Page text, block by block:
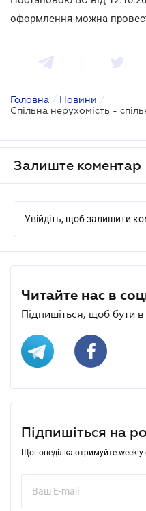
оформлення можна
Головна / Новини /
Залиште коментар
Увійдіть, щоб залишити
Читайте нас в
Підпишіться, щоб бути в
Підпишіться на
Щопонеділка отримуйте weekly-